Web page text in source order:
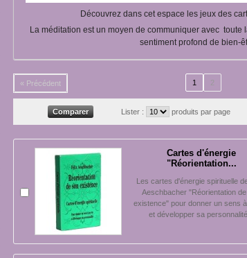
Découvrez dans cet espace les jeux des
La méditation est un moyen de communiquer avec toute
sentiment profond de bien-
« Précédent 1 2
Lister : produits par page
Cartes d'énergie
"Réorientation...
Les cartes d'énergie spirituelle
Aeschbacher "Réorientation
existence" pour donner un sens
et développer sa